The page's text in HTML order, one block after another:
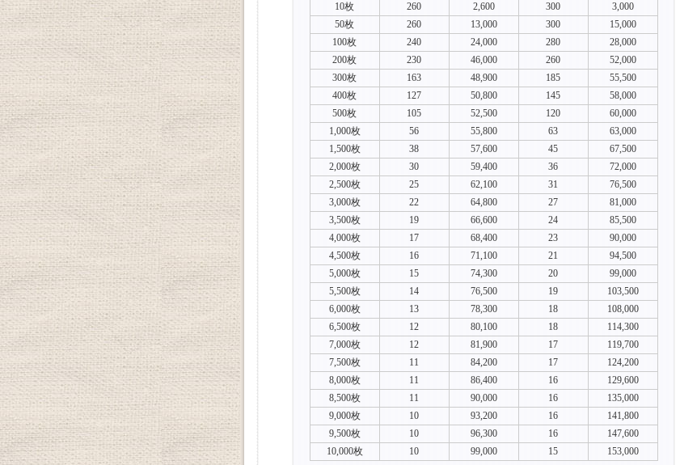
10枚
260 2,600 300
3,000
50枚
260 13,000 300
15,000
100枚
240 24,000 280
28,000
200枚
230 46,000 260
52,000
300枚
163 48,900 185
55,500
400枚
127 50,800 145
58,000
500枚
105 52,500 120
60,000
1,000枚
56 55,800 63
63,000
1,500枚
38 57,600 45
67,500
2,000枚
30 59,400 36
72,000
2,500枚
25 62,100 31
76,500
3,000枚
22 64,800 27
81,000
3,500枚
19 66,600 24
85,500
4,000枚
17 68,400 23
90,000
4,500枚
16 71,100 21
94,500
5,000枚
15 74,300 20
99,000
5,500枚
14 76,500 19
103,500
6,000枚
13 78,300 18
108,000
6,500枚
12 80,100 18
114,300
7,000枚
12 81,900 17
119,700
7,500枚
11 84,200 17
124,200
8,000枚
11 86,400 16
129,600
8,500枚
11 90,000 16
135,000
9,000枚
10 93,200 16
141,800
9,500枚
10 96,300 16
147,600
10,000枚
10 99,000 15 153,000